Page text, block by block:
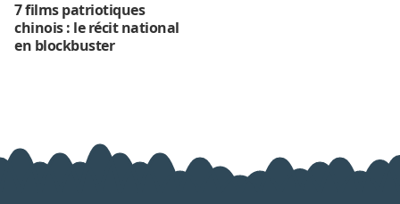
7 films patriotiques
chinois : le récit national
en blockbuster